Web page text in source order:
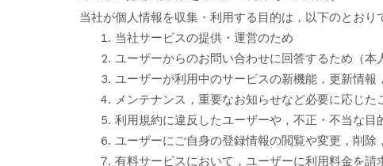
当社が個人情報を収集・利用する目的は，以下のとおり
当社サービスの提供・運営のため
ユーザーからのお問い合わせに回答するため（本
ユーザーが利用中のサービスの新機能，更新情
メンテナンス，重要なお知らせなど必要に応じた
利用規約に違反したユーザーや，不正・不当な
ユーザーにご自身の登録情報の閲覧や変更，削
有料サービスにおいて，ユーザーに利用料金を請